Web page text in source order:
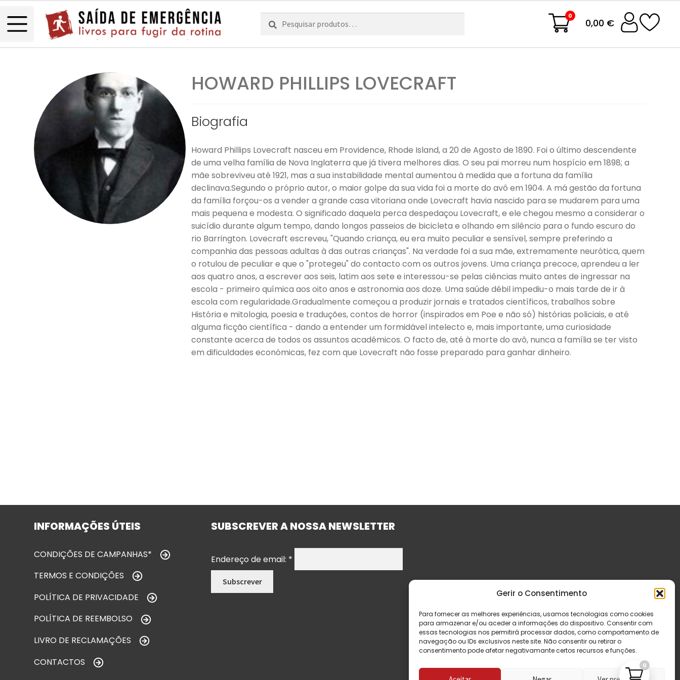
Gerir o Consentimento
Para fornecer as melhores experiências, usamos tecnologias como cookies
para armazenar e/ou aceder a informações do dispositivo. Consentir com
essas tecnologias nos permitirá processar dados, como comportamento de
navegação ou IDs exclusivos neste site. Não consentir ou retirar o
consentimento pode afetar negativamante certos recursos e funções.
Pesquisar
por:
Pesquisa 0
0,00 €
HOWARD PHILLIPS LOVECRAFT
Biografia
Howard Phillips Lovecraft nasceu em Providence, Rhode Island, a 20 de Agosto de 1890. Foi o último descendente
de uma velha família de Nova Inglaterra que já tivera melhores dias. O seu pai morreu num hospício em 1898; a
mãe sobreviveu até 1921, mas a sua instabilidade mental aumentou à medida que a fortuna da família
declinava.Segundo o próprio autor, o maior golpe da sua vida foi a morte do avô em 1904. A má gestão da fortuna
da família forçou-os a vender a grande casa vitoriana onde Lovecraft havia nascido para se mudarem para uma
mais pequena e modesta. O significado daquela perca despedaçou Lovecraft, e ele chegou mesmo a considerar o
suicídio durante algum tempo, dando longos passeios de bicicleta e olhando em silêncio para o fundo escuro do
rio Barrington. Lovecraft escreveu, "Quando criança, eu era muito peculiar e sensível, sempre preferindo a
companhia das pessoas adultas à das outras crianças". Na verdade foi a sua mãe, extremamente neurótica, quem
o rotulou de peculiar e que o "protegeu" do contacto com os outros jovens. Uma criança precoce, aprendeu a ler
aos quatro anos, a escrever aos seis, latim aos sete e interessou-se pelas ciências muito antes de ingressar na
escola - primeiro química aos oito anos e astronomia aos doze. Uma saúde débil impediu-o mais tarde de ir à
escola com regularidade.Gradualmente começou a produzir jornais e tratados científicos, trabalhos sobre
História e mitologia, poesia e traduções, contos de horror (inspirados em Poe e não só) histórias policiais, e até
alguma ficção científica - dando a entender um formidável intelecto e, mais importante, uma curiosidade
constante acerca de todos os assuntos académicos. O facto de, até à morte do avô, nunca a família se ter visto
em dificuldades económicas, fez com que Lovecraft não fosse preparado para ganhar dinheiro.
INFORMAÇÕES ÚTEIS
CONDIÇÕES DE CAMPANHAS*
TERMOS E CONDIÇÕES
POLÍTICA DE PRIVACIDADE
POLÍTICA DE REEMBOLSO
LIVRO DE RECLAMAÇÕES
CONTACTOS
SUBSCREVER A NOSSA NEWSLETTER
Endereço de email: *
0